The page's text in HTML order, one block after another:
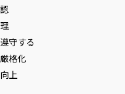
守する
格化
上